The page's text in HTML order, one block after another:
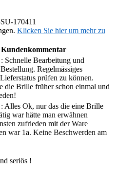
170411
Klicken Sie hier um mehr zu
Kundenkommentar
Schnelle Bearbeitung und
Regelmässiges
prüfen zu können.
die Brille früher schon einmal und
Alles Ok, nur das die eine Brille
war hätte man erwähnen
zufrieden mit der Ware
war 1a. Keine Beschwerden am
seriös !